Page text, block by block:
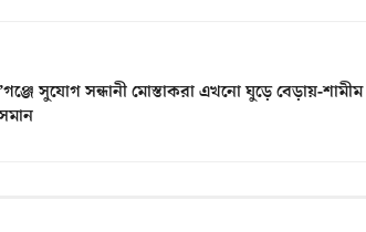
সুযোগ সন্ধানী মোস্তাকরা এখনো ঘুড়ে বেড়ায়-শামীম